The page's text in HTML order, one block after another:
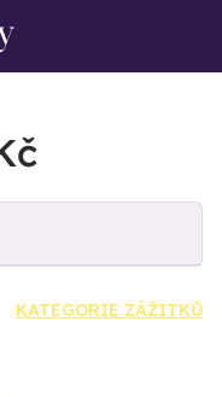
KATEGORIE ZÁŽITKŮ